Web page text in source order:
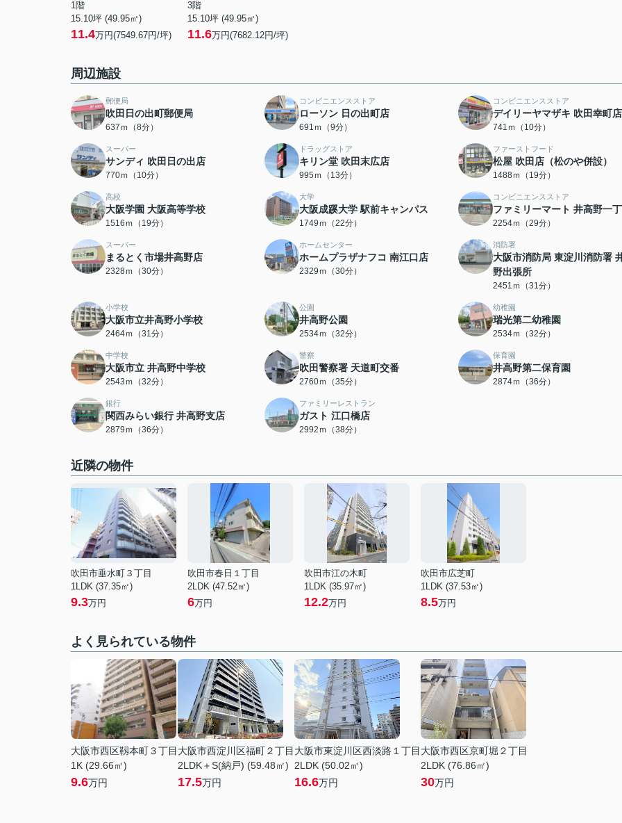
1階
15.10坪 (49.95㎡)
11.4万円(7549.67円/坪)
3階
15.10坪 (49.95㎡)
11.6万円(7682.12円/坪)
周辺施設
郵便局
吹田日の出町郵便局
637ｍ（8分）
コンビニエンスストア
ローソン 日の出町店
691ｍ（9分）
コンビニエンスストア
デイリーヤマザキ 吹田幸町店
741ｍ（10分）
スーパー
サンディ 吹田日の出店
770ｍ（10分）
ドラッグストア
キリン堂 吹田末広店
995ｍ（13分）
ファーストフード
松屋 吹田店（松のや併設）
1488ｍ（19分）
高校
大阪学園 大阪高等学校
1516ｍ（19分）
大学
大阪成蹊大学 駅前キャンパス
1749ｍ（22分）
コンビニエンスストア
ファミリーマート 井高野一
2254ｍ（29分）
スーパー
まるとく市場井高野店
2328ｍ（30分）
ホームセンター
ホームプラザナフコ 南江口店
2329ｍ（30分）
消防署
大阪市消防局 東淀川消防署
野出張所
2451ｍ（31分）
小学校
大阪市立井高野小学校
2464ｍ（31分）
公園
井高野公園
2534ｍ（32分）
幼稚園
瑞光第二幼稚園
2534ｍ（32分）
中学校
大阪市立 井高野中学校
2543ｍ（32分）
警察
吹田警察署 天道町交番
2760ｍ（35分）
保育園
井高野第二保育園
2874ｍ（36分）
銀行
関西みらい銀行 井高野支店
2879ｍ（36分）
ファミリーレストラン
ガスト 江口橋店
2992ｍ（38分）
近隣の物件
吹田市垂水町３丁目
1LDK (37.35㎡)
9.3万円
吹田市春日１丁目
2LDK (47.52㎡)
6万円
吹田市江の木町
1LDK (35.97㎡)
12.2万円
吹田市広芝町
1LDK (37.53㎡)
8.5万円
よく見られている物件
大阪市西区靱本町３丁目
1K (29.66㎡)
9.6万円
大阪市西淀川区福町２丁目
2LDK＋S(納戸) (59.48㎡)
17.5万円
大阪市東淀川区西淡路１丁目
2LDK (50.02㎡)
16.6万円
大阪市西区京町堀２丁目
2LDK (76.86㎡)
30万円